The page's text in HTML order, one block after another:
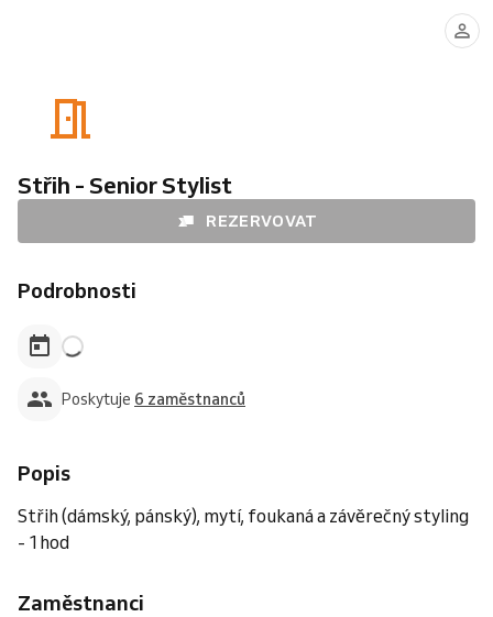
Střih - Senior Stylist
REZERVOVAT
Podrobnosti
Poskytuje 6 zaměstnanců
Popis
Střih (dámský, pánský), mytí, foukaná a závěrečný styling
- 1hod
Zaměstnanci